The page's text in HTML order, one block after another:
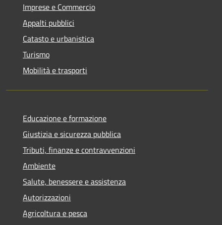
Imprese e Commercio
Appalti pubblici
Catasto e urbanistica
Turismo
Mobilità e trasporti
Educazione e formazione
Giustizia e sicurezza pubblica
Tributi, finanze e contravvenzioni
Ambiente
Salute, benessere e assistenza
Autorizzazioni
Agricoltura e pesca